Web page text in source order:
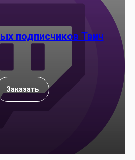
подписчиков Твич
Заказать